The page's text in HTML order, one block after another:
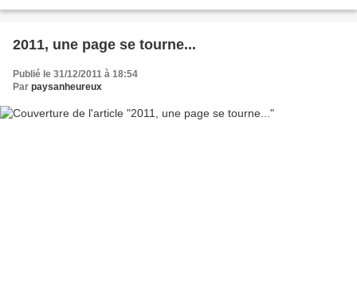
2011, une page se tourne...
Publié le 31/12/2011 à 18:54
Par paysanheureux